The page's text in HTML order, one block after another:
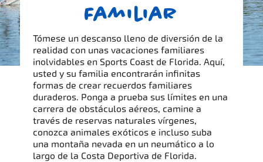
Familiar
Tómese un descanso lleno de diversión de la
realidad con unas vacaciones familiares
inolvidables en Sports Coast de Florida. Aquí,
usted y su familia encontrarán infinitas
formas de crear recuerdos familiares
duraderos. Ponga a prueba sus límites en una
carrera de obstáculos aéreos, camine a
través de reservas naturales vírgenes,
conozca animales exóticos e incluso suba
una montaña nevada en un neumático a lo
largo de la Costa Deportiva de Florida.